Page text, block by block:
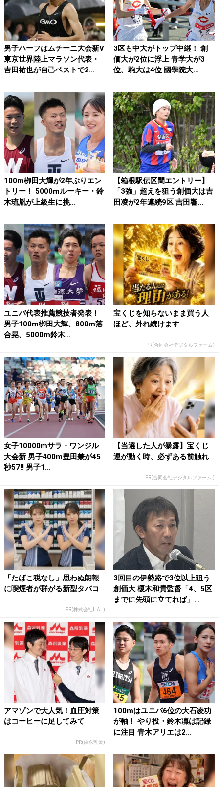
男子ハーフはムチーニ大会新V
東京世界陸上マラソン代表・
吉田祐也が自己ベストで2...
3区も中大がトップ中継！ 創
価大が2位に浮上 青学大が3
位、駒大は4位 國學院大...
100m栁田大輝が2年ぶりエン
トリー！ 5000mルーキー・鈴
木琉胤が上級生に挑...
【箱根駅伝区間エントリー】
「3強」超えを狙う創価大は吉
田凌が2年連続9区 吉田響...
ユニバ代表推薦競技者発表！
男子100m栁田大輝、800m落
合晃、5000m鈴木...
宝くじを知らないまま買う人
ほど、外れ続けます
PR(合同会社デジタルファーム)
女子10000mサラ・ワンジル
大会新 男子400m豊田兼が45
秒57!! 男子1...
【当選した人が暴露】宝くじ
運が動く時、必ずある前触れ
PR(合同会社デジタルファーム )
「たばこ税なし」思わぬ朗報
に喫煙者が群がる新型タバコ
PR(株式会社HAL)
3回目の伊勢路で3位以上狙う
創価大 榎木和貴監督「4、5区
までに先頭に立てれば」...
アマゾンで大人気！血圧対策
はコーヒーに足してみて
PR(森永乳業)
100mはユニバ6位の大石凌功
が軸！ やり投・鈴木凜は記録
に注目 青木アリエは2...